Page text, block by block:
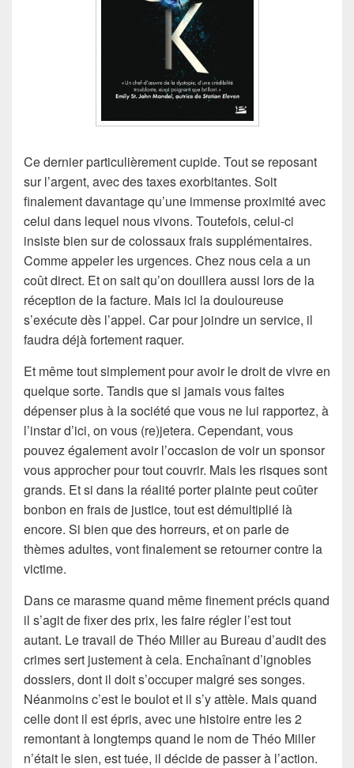
Ce dernier particulièrement cupide. Tout se reposant
sur l’argent, avec des taxes exorbitantes. Soit
finalement davantage qu’une immense proximité avec
celui dans lequel nous vivons. Toutefois, celui-ci
insiste bien sur de colossaux frais supplémentaires.
Comme appeler les urgences. Chez nous cela a un
coût direct. Et on sait qu’on douillera aussi lors de la
réception de la facture. Mais ici la douloureuse
s’exécute dès l’appel. Car pour joindre un service, il
faudra déjà fortement raquer.
Et même tout simplement pour avoir le droit de vivre en
quelque sorte. Tandis que si jamais vous faites
dépenser plus à la société que vous ne lui rapportez, à
l’instar d’ici, on vous (re)jetera. Cependant, vous
pouvez également avoir l’occasion de voir un sponsor
vous approcher pour tout couvrir. Mais les risques sont
grands. Et si dans la réalité porter plainte peut coûter
bonbon en frais de justice, tout est démultiplié là
encore. Si bien que des horreurs, et on parle de
thèmes adultes, vont finalement se retourner contre la
victime.
Dans ce marasme quand même finement précis quand
il s’agit de fixer des prix, les faire régler l’est tout
autant. Le travail de Théo Miller au Bureau d’audit des
crimes sert justement à cela. Enchaînant d’ignobles
dossiers, dont il doit s’occuper malgré ses songes.
Néanmoins c’est le boulot et il s’y attèle. Mais quand
celle dont il est épris, avec une histoire entre les 2
remontant à longtemps quand le nom de Théo Miller
n’était le sien, est tuée, il décide de passer à l’action.